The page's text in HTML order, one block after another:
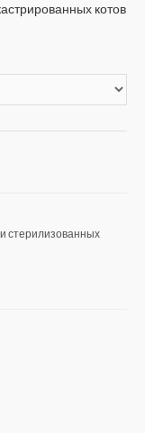
котов
стерилизованных